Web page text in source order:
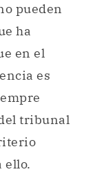
pueden
ha
en el
es
tribunal
ello.